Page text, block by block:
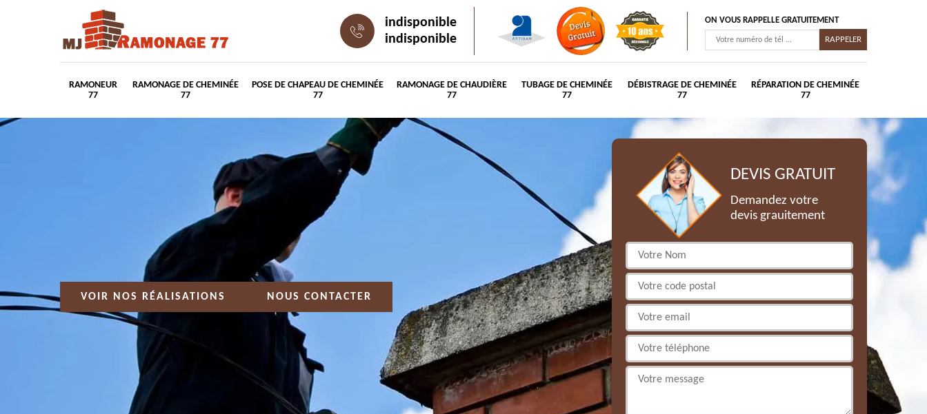
indisponible
indisponible
ON VOUS RAPPELLE GRATUITEMENT
RAMONEUR
77
RAMONAGE DE CHEMINÉE
77
POSE DE CHAPEAU DE CHEMINÉE
77
RAMONAGE DE CHAUDIÈRE
77
TUBAGE DE CHEMINÉE
77
DÉBISTRAGE DE CHEMINÉE
77
RÉPARATION DE CHEMINÉE
77
VOIR NOS RÉALISATIONS NOUS CONTACTER
DEVIS GRATUIT
Demandez votre
devis grauitement